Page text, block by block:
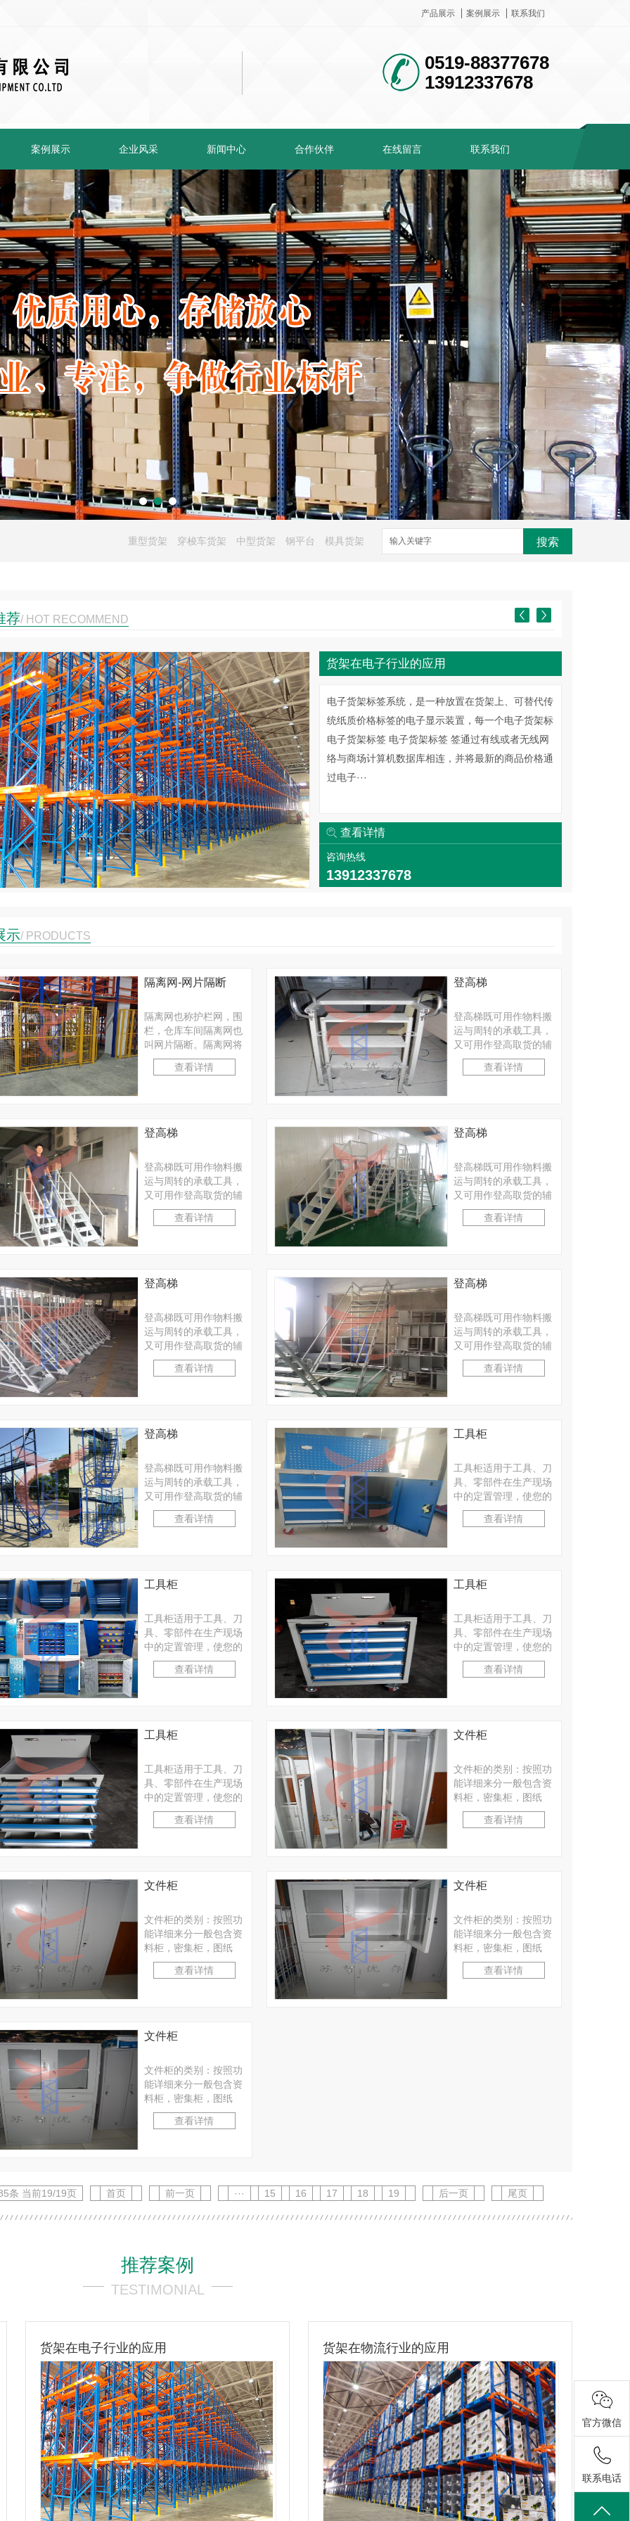
产品展示 案例展示 联系我们
0519-88377678
13912337678
案例展示 企业风采 新闻中心 合作伙伴 在线留言 联系我们
1 2 3
搜索
重型货架 穿梭车货架 中型货架 钢平台 模具货架
荐/ HOT RECOMMEND
货架在电子行业的应用
电子货架标签系统，是一种放置在货架上、可替代传
统纸质价格标签的电子显示装置，每一个电子货架标
电子货架标签 电子货架标签 签通过有线或者无线网
络与商场计算机数据库相连，并将最新的商品价格通
过电子···
查看详情
咨询热线
13912337678
示/ PRODUCTS
隔离网-网片隔断
隔离网也称护栏网，围
栏，仓库车间隔离网也
叫网片隔断。隔离网将
车间区域进行明细划
分，使管理更加规范。
查看详情
登高梯
登高梯既可用作物料搬
运与周转的承载工具，
又可用作登高取货的辅
助工具。适合工厂、仓
库等轻小型物料的人工
查看详情
登高梯
登高梯既可用作物料搬
运与周转的承载工具，
又可用作登高取货的辅
助工具。适合工厂、仓
库等轻小型物料的人工
查看详情
登高梯
登高梯既可用作物料搬
运与周转的承载工具，
又可用作登高取货的辅
助工具。适合工厂、仓
库等轻小型物料的人工
查看详情
登高梯
登高梯既可用作物料搬
运与周转的承载工具，
又可用作登高取货的辅
助工具。适合工厂、仓
库等轻小型物料的人工
查看详情
登高梯
登高梯既可用作物料搬
运与周转的承载工具，
又可用作登高取货的辅
助工具。适合工厂、仓
库等轻小型物料的人工
查看详情
登高梯
登高梯既可用作物料搬
运与周转的承载工具，
又可用作登高取货的辅
助工具。适合工厂、仓
库等轻小型物料的人工
查看详情
工具柜
工具柜适用于工具、刀
具、零部件在生产现场
中的定置管理，使您的
物品存取工作真正做到
准时、准确、高 效、
查看详情
工具柜
工具柜适用于工具、刀
具、零部件在生产现场
中的定置管理，使您的
物品存取工作真正做到
准时、准确、高 效、
查看详情
工具柜
工具柜适用于工具、刀
具、零部件在生产现场
中的定置管理，使您的
物品存取工作真正做到
准时、准确、高 效、
查看详情
工具柜
工具柜适用于工具、刀
具、零部件在生产现场
中的定置管理，使您的
物品存取工作真正做到
准时、准确、高 效、
查看详情
文件柜
文件柜的类别：按照功
能详细来分一般包含资
料柜，密集柜，图纸
柜，更衣柜，储物柜，
钥匙柜，鞋柜，员工柜
查看详情
文件柜
文件柜的类别：按照功
能详细来分一般包含资
料柜，密集柜，图纸
柜，更衣柜，储物柜，
钥匙柜，鞋柜，员工柜
查看详情
文件柜
文件柜的类别：按照功
能详细来分一般包含资
料柜，密集柜，图纸
柜，更衣柜，储物柜，
钥匙柜，鞋柜，员工柜
查看详情
文件柜
文件柜的类别：按照功
能详细来分一般包含资
料柜，密集柜，图纸
柜，更衣柜，储物柜，
钥匙柜，鞋柜，员工柜
查看详情
条 当前19/19页 首页 前一页 ··· 15 16 17 18 19 后一页 尾页
推荐案例
TESTIMONIAL
电子行业的应用 货架在物流行业的应用
官方微信
联系电话